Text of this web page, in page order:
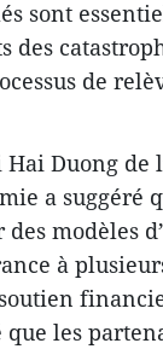
sont
des
de
Duong de
a suggéré
modèles
à
que les